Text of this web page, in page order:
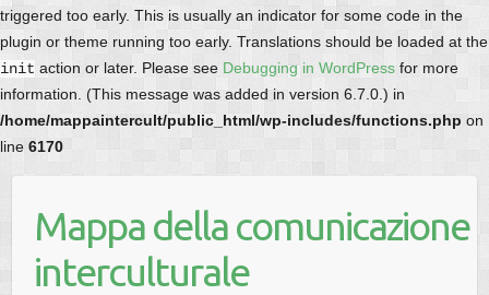
triggered too early. This is usually an indicator for some code in the
plugin or theme running too early. Translations should be loaded at the
init action or later. Please see Debugging in WordPress for more
information. (This message was added in version 6.7.0.) in
/home/mappaintercult/public_html/wp-includes/functions.php on
line 6170
Mappa della comunicazione
interculturale